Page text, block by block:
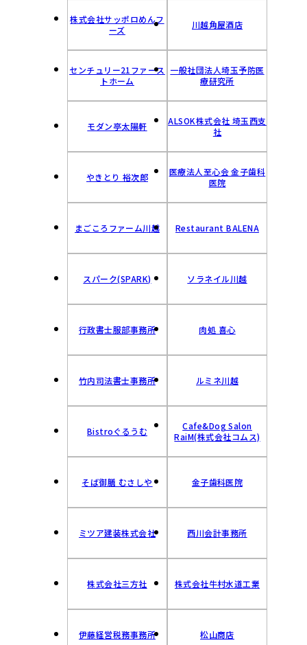
株式会社サッポロめんフ
ーズ
川越角屋酒店
センチュリー21ファース
トホーム
一般社団法人埼玉予防医
療研究所
モダン亭太陽軒
ALSOK株式会社 埼玉西支
社
やきとり 裕次郎
医療法人至心会 金子歯科
医院
まごころファーム川越 Restaurant BALENA
スパーク(SPARK) ソラネイル川越
行政書士服部事務所 肉処 喜心
竹内司法書士事務所 ルミネ川越
Bistroぐるうむ
Cafe&Dog Salon
RaiM(株式会社コムス)
そば御膳 むさしや 金子歯科医院
ミツア建装株式会社 西川会計事務所
株式会社三方社 株式会社牛村水道工業
伊藤経営税務事務所 松山商店